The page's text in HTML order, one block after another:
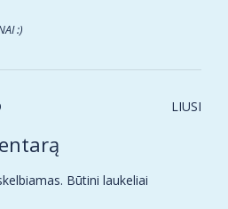
:)
LIUSI
Būtini laukeliai